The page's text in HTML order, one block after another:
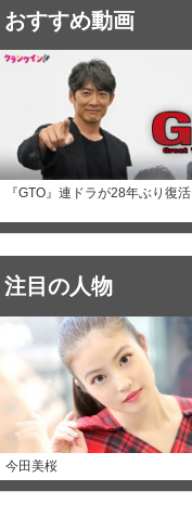
おすすめ動画
『GTO』連ドラが28年ぶり復活
注目の人物
今田美桜